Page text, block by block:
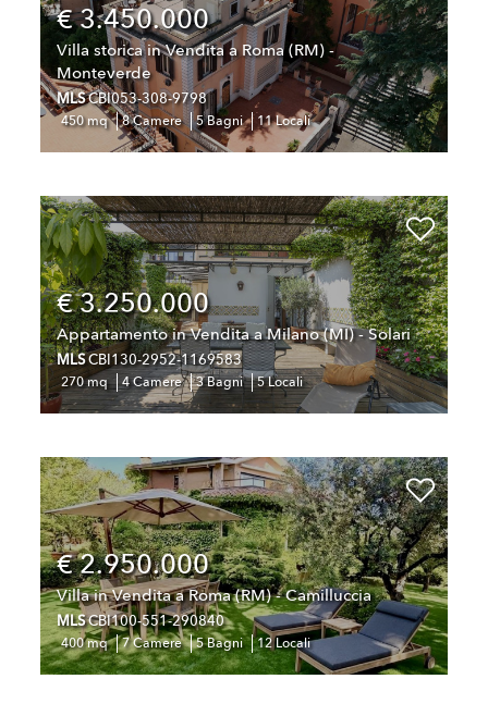
€ 3.450.000
Villa storica in Vendita a Roma (RM) -
Monteverde
MLSCBI053-308-9798
450 mq 8 Camere 5 Bagni 11 Locali
€ 3.250.000
Appartamento in Vendita a Milano (MI) - Solari
MLSCBI130-2952-1169583
270 mq 4 Camere 3 Bagni 5 Locali
€ 2.950.000
Villa in Vendita a Roma (RM) - Camilluccia
MLSCBI100-551-290840
400 mq 7 Camere 5 Bagni 12 Locali